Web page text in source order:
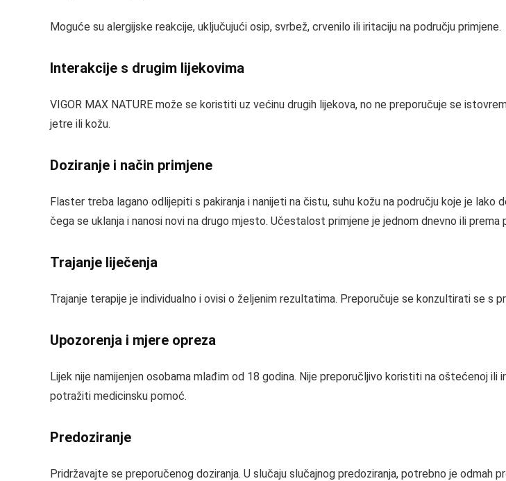
Moguće su alergijske reakcije, uključujući osip, svrbež, crvenilo ili iritaciju na području primjene.
Interakcije s drugim lijekovima
VIGOR MAX NATURE može se koristiti uz većinu drugih lijekova, no ne preporučuje se
jetre ili kožu.
Doziranje i način primjene
Flaster treba lagano odlijepiti s pakiranja i nanijeti na čistu, suhu kožu na području koje je lako
čega se uklanja i nanosi novi na drugo mjesto. Učestalost primjene je jednom dnevno ili prema
Trajanje liječenja
Trajanje terapije je individualno i ovisi o željenim rezultatima. Preporučuje se konzultirati se s
Upozorenja i mjere opreza
Lijek nije namijenjen osobama mlađim od 18 godina. Nije preporučljivo koristiti na oštećenoj
potražiti medicinsku pomoć.
Predoziranje
Pridržavajte se preporučenog doziranja. U slučaju slučajnog predoziranja, potrebno je odmah